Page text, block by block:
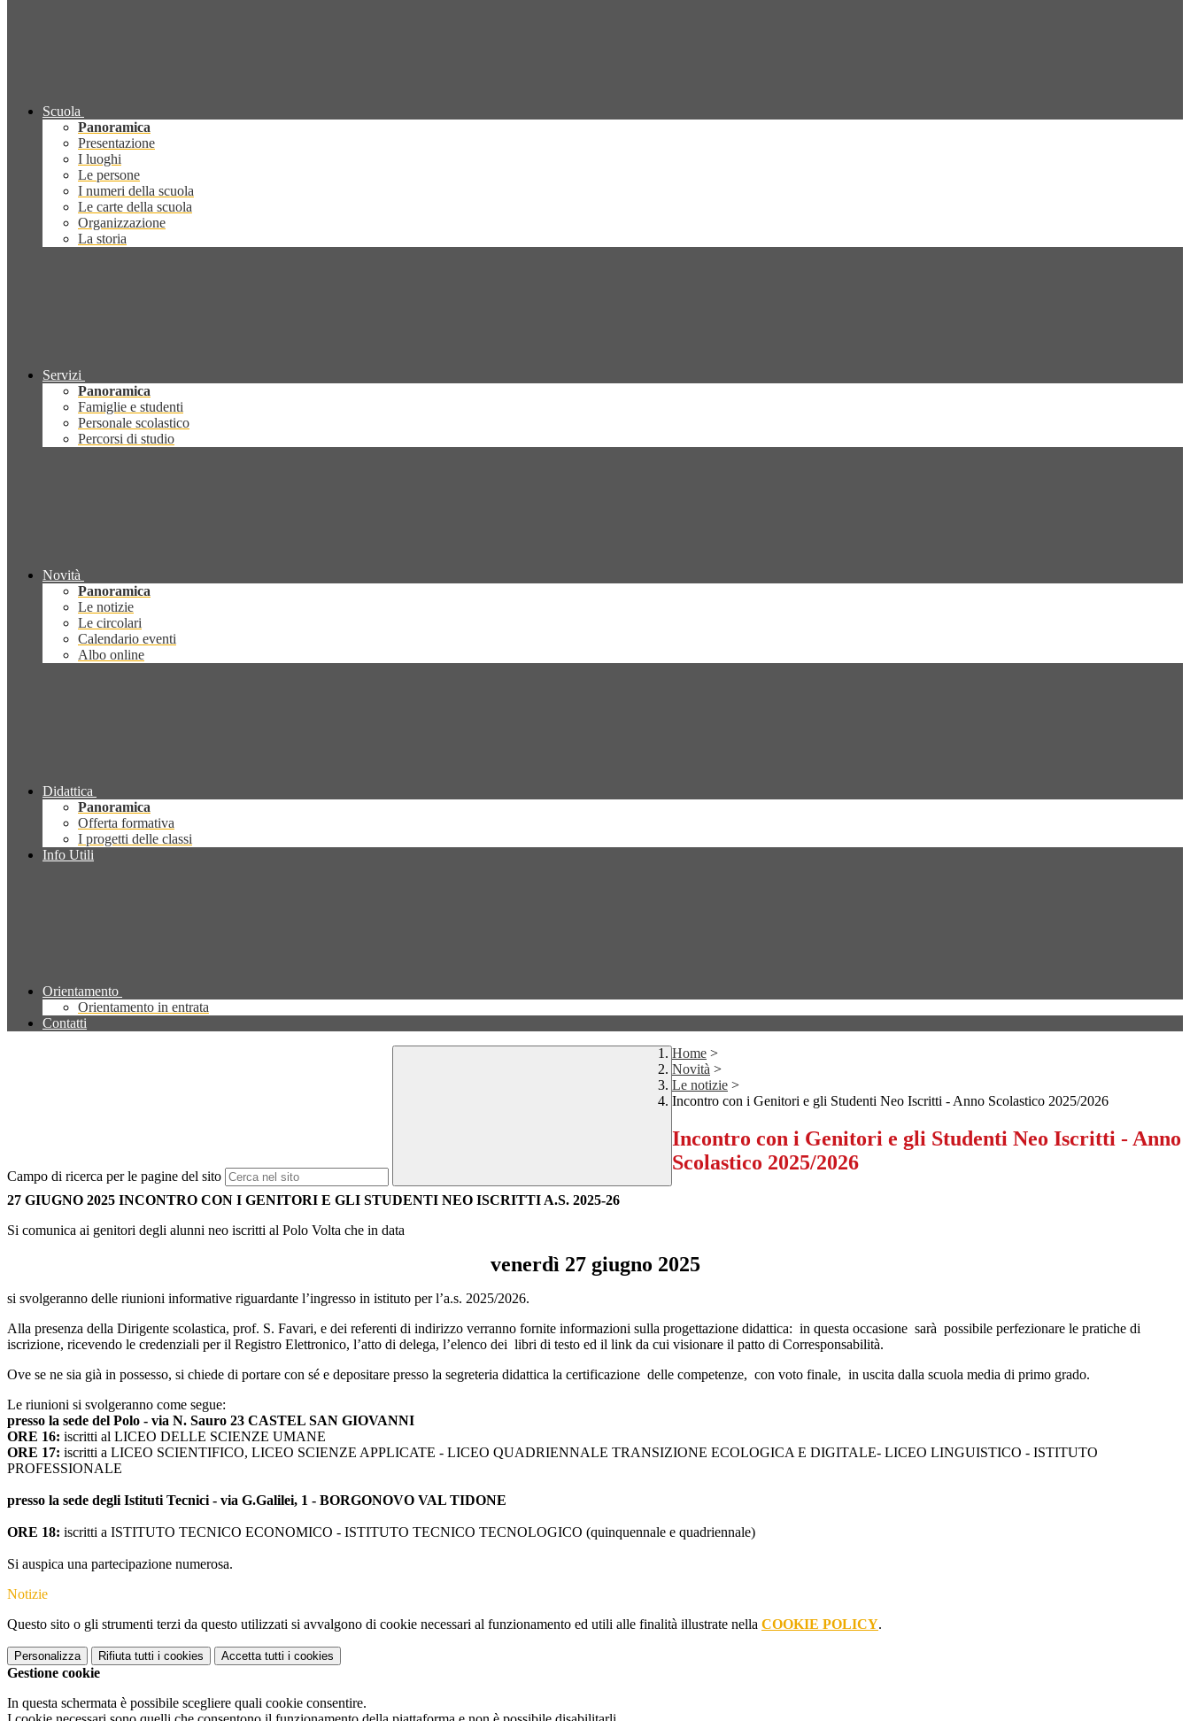
Scuola
Panoramica
Presentazione
I luoghi
Le persone
I numeri della scuola
Le carte della scuola
Organizzazione
La storia
Servizi
Panoramica
Famiglie e studenti
Personale scolastico
Percorsi di studio
Novità
Panoramica
Le notizie
Le circolari
Calendario eventi
Albo online
Didattica
Panoramica
Offerta formativa
I progetti delle classi
Info Utili
Orientamento
Orientamento in entrata
Contatti
Campo di ricerca per le pagine del sito
Home >
Novità >
Le notizie >
Incontro con i Genitori e gli Studenti Neo Iscritti - Anno Scolastico 2025/2026
Incontro con i Genitori e gli Studenti Neo Iscritti - Anno
Scolastico 2025/2026
27 GIUGNO 2025 INCONTRO CON I GENITORI E GLI STUDENTI NEO ISCRITTI A.S. 2025-26
Si comunica ai genitori degli alunni neo iscritti al Polo Volta che in data
venerdì 27 giugno 2025
si svolgeranno delle riunioni informative riguardante l’ingresso in istituto per l’a.s. 2025/2026.
Alla presenza della Dirigente scolastica, prof. S. Favari, e dei referenti di indirizzo verranno fornite informazioni sulla progettazione didattica: in questa occasione sarà possibile perfezionare le pratiche di
iscrizione, ricevendo le credenziali per il Registro Elettronico, l’atto di delega, l’elenco dei libri di testo ed il link da cui visionare il patto di Corresponsabilità.
Ove se ne sia già in possesso, si chiede di portare con sé e depositare presso la segreteria didattica la certificazione delle competenze, con voto finale, in uscita dalla scuola media di primo grado.
Le riunioni si svolgeranno come segue:
presso la sede del Polo - via N. Sauro 23 CASTEL SAN GIOVANNI
ORE 16: iscritti al LICEO DELLE SCIENZE UMANE
ORE 17: iscritti a LICEO SCIENTIFICO, LICEO SCIENZE APPLICATE - LICEO QUADRIENNALE TRANSIZIONE ECOLOGICA E DIGITALE- LICEO LINGUISTICO - ISTITUTO
PROFESSIONALE
presso la sede degli Istituti Tecnici - via G.Galilei, 1 - BORGONOVO VAL TIDONE
ORE 18: iscritti a ISTITUTO TECNICO ECONOMICO - ISTITUTO TECNICO TECNOLOGICO (quinquennale e quadriennale)
Si auspica una partecipazione numerosa.
Notizie
Questo sito o gli strumenti terzi da questo utilizzati si avvalgono di cookie necessari al funzionamento ed utili alle finalità illustrate nella COOKIE POLICY.
Personalizza Rifiuta tutti i cookies Accetta tutti i cookies
Gestione cookie
In questa schermata è possibile scegliere quali cookie consentire.